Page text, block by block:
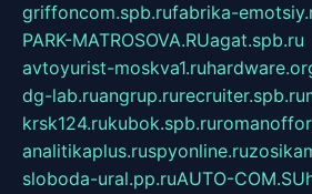
griffoncom.spb.rufabrika-
PARK-MATROSOVA.RUagat.spb.ru
avtoyurist-moskva1.ru
dg-lab.ruangrup.rurecruiter.spb.ru
krsk124.rukubok.spb.ru
analitikaplus.ruspyonline.ru
sloboda-ural.pp.ruAUTO-COM.SU